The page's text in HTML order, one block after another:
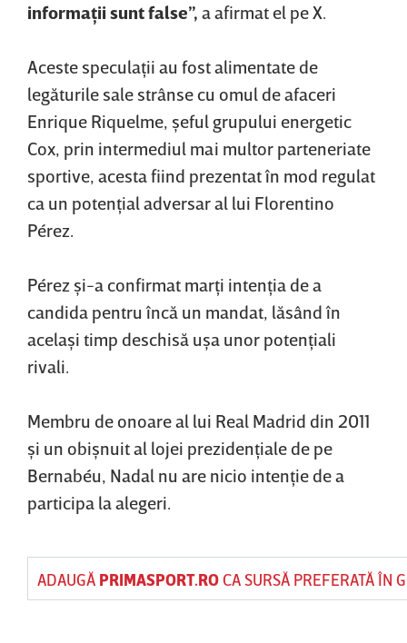
informaţii sunt false”, a afirmat el pe X.
Aceste speculaţii au fost alimentate de
legăturile sale strânse cu omul de afaceri
Enrique Riquelme, şeful grupului energetic
Cox, prin intermediul mai multor parteneriate
sportive, acesta fiind prezentat în mod regulat
ca un potenţial adversar al lui Florentino
Pérez.
Pérez şi-a confirmat marţi intenţia de a
candida pentru încă un mandat, lăsând în
acelaşi timp deschisă uşa unor potenţiali
rivali.
Membru de onoare al lui Real Madrid din 2011
şi un obişnuit al lojei prezidenţiale de pe
Bernabéu, Nadal nu are nicio intenţie de a
participa la alegeri.
ADAUGĂ PRIMASPORT.ROCA SURSĂ PREFERATĂ ÎN